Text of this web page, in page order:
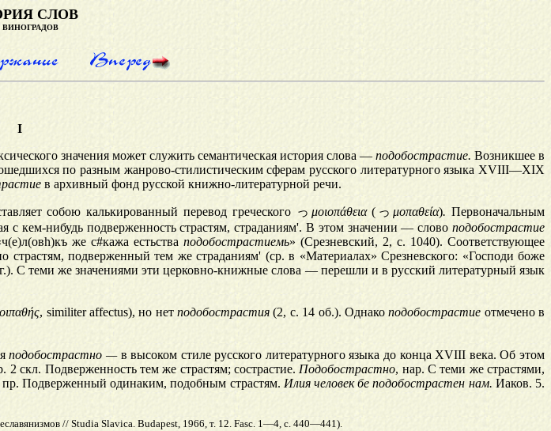
СЛОВ
ВИНОГРАДОВ
I
значения может служить семантическая история слова —подобострастие. Возникшее в
по разным жанрово-стилистическим сферам русского литературного языка XVIII—XIX
в архивный фонд русской книжно-литературной речи.
собою калькированный перевод греческого っ μοιοπάθεια( っμοπαθεία).Первоначальным
с кем-нибудь подверженность страстям, страданиям'. В этом значении — слово подобострастие
h)къ же с#кажа естьства подобострастиемь» (Срезневский, 2, с. 1040). Соответствующее
страстям, подверженный тем же страданиям' (ср. в «Материалах» Срезневского: «Господи боже
С теми же значениями эти церковно-книжные слова — перешли и в русский литературный язык
, similiter affectus), но нетподобострастия (2, с. 14 об.). Однакоподобострастие отмечено в
подобострастно —в высоком стиле русского литературного языка до конца XVIII века. Об этом
2 скл. Подверженность тем же страстям; сострастие.Подобострастно, нар. С теми же страстями,
пр. Подверженный одинаким, подобным страстям. Илия человек бе подобострастен нам. Иаков. 5.
// Studia Slavica. Budapest, 1966, т. 12. Fasc. 1—4, с. 440—441).